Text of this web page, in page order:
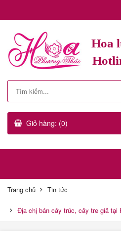
Hoa
Giỏ hàng: (0)
Trang chủ Tin tức
Địa chị bán cây trúc, cây tre giả tại